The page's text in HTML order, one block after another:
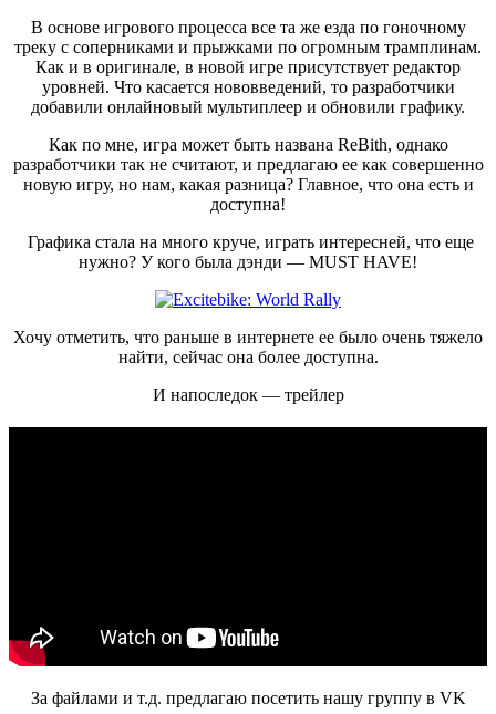
В основе игрового процесса все та же езда по гоночному
треку с соперниками и прыжками по огромным трамплинам.
Как и в оригинале, в новой игре присутствует редактор
уровней. Что касается нововведений, то разработчики
добавили онлайновый мультиплеер и обновили графику.
Как по мне, игра может быть названа ReBith, однако
разработчики так не считают, и предлагаю ее как совершенно
новую игру, но нам, какая разница? Главное, что она есть и
доступна!
Графика стала на много круче, играть интересней, что еще
нужно? У кого была дэнди — MUST HAVE!
Хочу отметить, что раньше в интернете ее было очень тяжело
найти, сейчас она более доступна.
И напоследок — трейлер
За файлами и т.д. предлагаю посетить нашу группу в VK